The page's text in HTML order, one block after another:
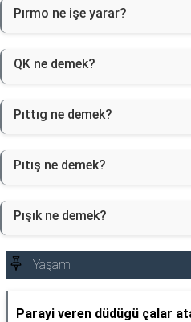
Pırmo ne işe yarar?
QK ne demek?
Pıttıg ne demek?
Pıtış ne demek?
Pışık ne demek?
Yaşam
Parayi veren düdügü çalar